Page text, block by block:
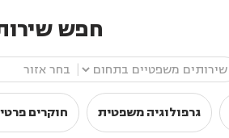
חפש
גרפולוגיה משפטית חוקרים